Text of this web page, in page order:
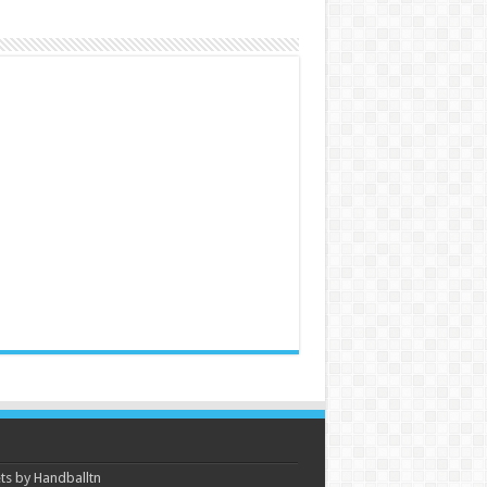
by Handballtn